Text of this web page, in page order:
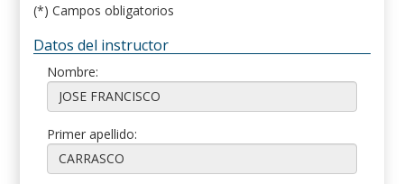
(*) Campos obligatorios
Datos del instructor
Nombre:
Primer apellido: